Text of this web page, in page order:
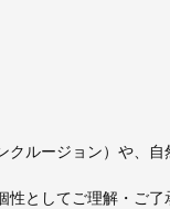
ルージョン）や、
としてご理解・ご了